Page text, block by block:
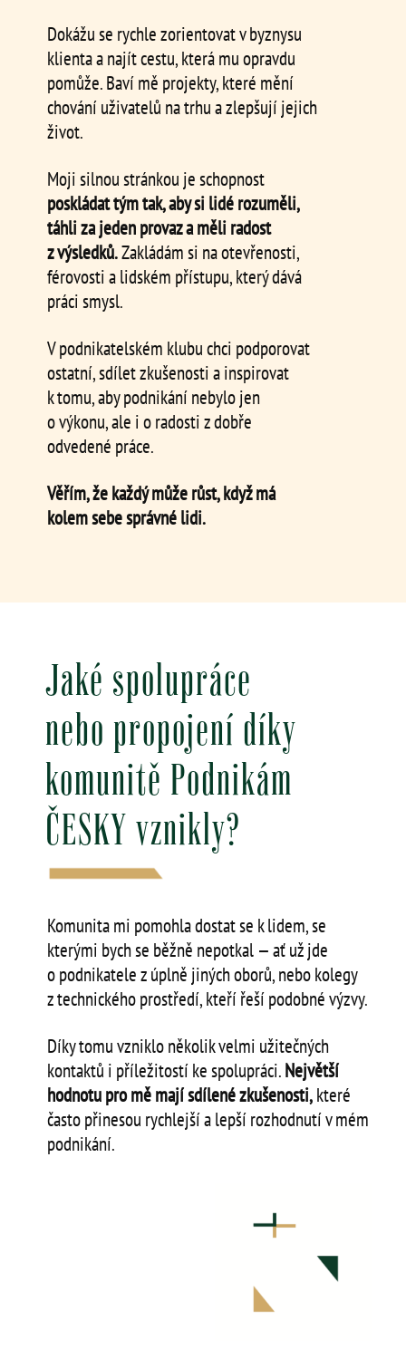
Dokážu se rychle zorientovat v byznysu
klienta a najít cestu, která mu opravdu
pomůže. Baví mě projekty, které mění
chování uživatelů na trhu a zlepšují jejich
život.
Moji silnou stránkou je schopnost
poskládat tým tak, aby si lidé rozuměli,
táhli za jeden provaz a měli radost
z výsledků.Zakládám si na otevřenosti,
férovosti a lidském přístupu, který dává
práci smysl.
V podnikatelském klubu chci podporovat
ostatní, sdílet zkušenosti a inspirovat
k tomu, aby podnikání nebylo jen
o výkonu, ale i o radosti z dobře
odvedené práce.
Věřím, že každý může růst, když má
kolem sebe správné lidi.
Jaké spolupráce
nebo propojení díky
komunitě Podnikám
ČESKY vznikly?
Komunita mi pomohla dostat se k lidem, se
kterými bych se běžně nepotkal — ať už jde
o podnikatele z úplně jiných oborů, nebo kolegy
z technického prostředí, kteří řeší podobné výzvy.
Díky tomu vzniklo několik velmi užitečných
kontaktů i příležitostí ke spolupráci.Největší
hodnotu pro mě mají sdílené zkušenosti,které
často přinesou rychlejší a lepší rozhodnutí v mém
podnikání.